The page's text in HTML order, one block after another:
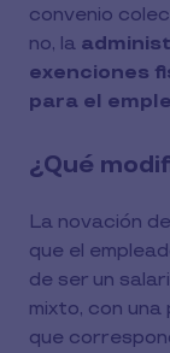
convenio
no, la
exenciones
para el
¿Qué
La novación
que el
de ser un
mixto, con
que